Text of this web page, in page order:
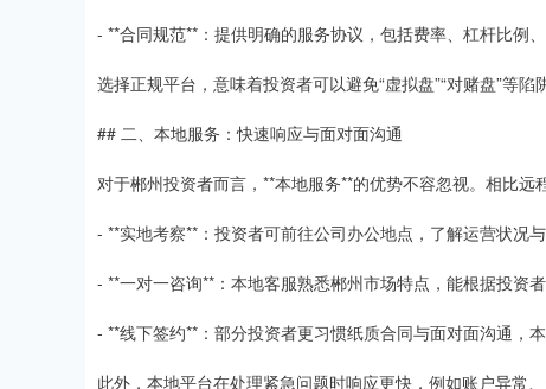
- **合同规范**：提供明确的服务协议，包括费率、杠杆比例
选择正规平台，意味着投资者可以避免“虚拟盘”“对赌盘”等陷
## 二、本地服务：快速响应与面对面沟通
对于郴州投资者而言，**本地服务**的优势不容忽视。相比远
- **实地考察**：投资者可前往公司办公地点，了解运营状况与
- **一对一咨询**：本地客服熟悉郴州市场特点，能根据投资
- **线下签约**：部分投资者更习惯纸质合同与面对面沟通，
此外，本地平台在处理紧急问题时响应更快，例如账户异常